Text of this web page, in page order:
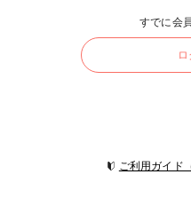
すでに会
ご利用ガイド